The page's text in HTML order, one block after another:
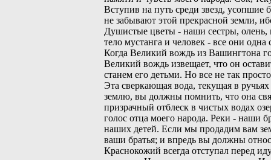
Вступив на путь среди звезд,
не забывают этой прекрасной земли,
Душистые цветы - наши сестры, олень,
тело мустанга и человек - все они одна
Когда Великий вождь из Вашингтона
Великий вождь извещает, что он
станем его детьми. Но все не так
Эта сверкающая вода, текущая в
землю, вы должны помнить, что она
призрачный отблеск в чистых водах
голос отца моего народа. Реки - наши
наших детей. Если мы продадим вам
ваши братья; и впредь вы должны
Краснокожий всегда отступал перед